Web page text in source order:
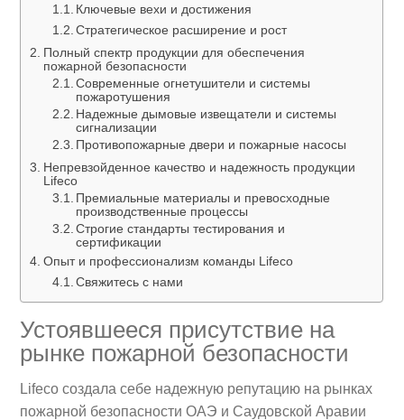
Ключевые вехи и достижения
Стратегическое расширение и рост
Полный спектр продукции для обеспечения
пожарной безопасности
Современные огнетушители и системы
пожаротушения
Надежные дымовые извещатели и системы
сигнализации
Противопожарные двери и пожарные насосы
Непревзойденное качество и надежность продукции
Lifeco
Премиальные материалы и превосходные
производственные процессы
Строгие стандарты тестирования и
сертификации
Опыт и профессионализм команды Lifeco
Свяжитесь с нами
Устоявшееся присутствие на
рынке пожарной безопасности
Lifeco создала себе надежную репутацию на рынках
пожарной безопасности ОАЭ и Саудовской Аравии